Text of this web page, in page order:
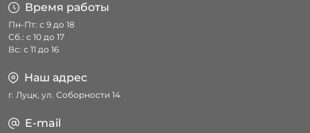
Время работы
Пн-Пт: с 9 до 18
Сб.: с 10 до 17
Вс: с 11 до 16
Наш адрес
г. Луцк, ул. Соборности 14
E-mail